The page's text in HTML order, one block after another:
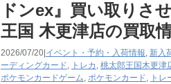
ドンex』買い取りさ
王国 木更津店の買取
2026/07/20| イベント・予約・入荷情報, 新入
ーディングカード, トレカ , 桃太郎王国木更津
ポケモンカードゲーム, ポケモンカード, トレ